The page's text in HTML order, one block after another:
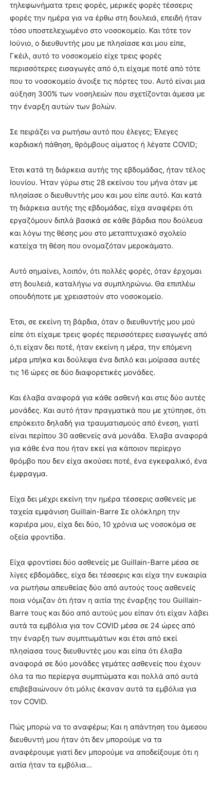
τηλεφωνήματα τρεις φορές, μερικές φορές τέσσερις
φορές την ημέρα για να έρθω στη δουλειά, επειδή ήταν
τόσο υποστελεχωμένο στο νοσοκομείο. Και τότε τον
Ιούνιο, ο διευθυντής μου με πλησίασε και μου είπε,
Γκέιλ, αυτό το νοσοκομείο είχε τρεις φορές
περισσότερες εισαγωγές από ό,τι είχαμε ποτέ από τότε
που το νοσοκομείο άνοιξε τις πόρτες του. Αυτό είναι μια
αύξηση 300% των νοσηλειών που σχετίζονται άμεσα με
την έναρξη αυτών των βολών.
Σε πειράζει να ρωτήσω αυτό που έλεγες; Έλεγες
καρδιακή πάθηση, θρόμβους αίματος ή λέγατε COVID;
Έτσι κατά τη διάρκεια αυτής της εβδομάδας, ήταν τέλος
Ιουνίου. Ήταν γύρω στις 28 εκείνου του μήνα όταν με
πλησίασε ο διευθυντής μου και μου είπε αυτό. Και κατά
τη διάρκεια αυτής της εβδομάδας, είχα αναφέρει ότι
εργαζόμουν διπλά βασικά σε κάθε βάρδια που δούλευα
και λόγω της θέσης μου στο μεταπτυχιακό σχολείο
κατείχα τη θέση που ονομαζόταν μεροκάματο.
Αυτό σημαίνει, λοιπόν, ότι πολλές φορές, όταν έρχομαι
στη δουλειά, καταλήγω να συμπληρώνω. Θα επιπλέω
οπουδήποτε με χρειαστούν στο νοσοκομείο.
Έτσι, σε εκείνη τη βάρδια, όταν ο διευθυντής μου μού
είπε ότι είχαμε τρεις φορές περισσότερες εισαγωγές από
ό,τι είχαν δει ποτέ, ήταν εκείνη η μέρα, την επόμενη
μέρα μπήκα και δούλεψα ένα διπλό και μοίρασα αυτές
τις 16 ώρες σε δύο διαφορετικές μονάδες.
Και έλαβα αναφορά για κάθε ασθενή και στις δύο αυτές
μονάδες. Και αυτό ήταν πραγματικά που με χτύπησε, ότι
επρόκειτο δηλαδή για τραυματισμούς από ένεση, γιατί
είναι περίπου 30 ασθενείς ανά μονάδα. Έλαβα αναφορά
για κάθε ένα που ήταν εκεί για κάποιον περίεργο
θρόμβο που δεν είχα ακούσει ποτέ, ένα εγκεφαλικό, ένα
έμφραγμα.
Είχα δει μέχρι εκείνη την ημέρα τέσσερις ασθενείς με
ταχεία εμφάνιση Guillain-Barre Σε ολόκληρη την
καριέρα μου, είχα δει δύο, 10 χρόνια ως νοσοκόμα σε
οξεία φροντίδα.
Είχα φροντίσει δύο ασθενείς με Guillain-Barre μέσα σε
λίγες εβδομάδες, είχα δει τέσσερις και είχα την ευκαιρία
να ρωτήσω απευθείας δύο από αυτούς τους ασθενείς
ποια νόμιζαν ότι ήταν η αιτία της έναρξης του Guillain-
Barre τους και δύο από αυτούς μου είπαν ότι είχαν λάβει
αυτά τα εμβόλια για τον COVID μέσα σε 24 ώρες από
την έναρξη των συμπτωμάτων και έτσι από εκεί
πλησίασα τους διευθυντές μου και είπα ότι έλαβα
αναφορά σε δύο μονάδες γεμάτες ασθενείς που έχουν
όλα τα πιο περίεργα συμπτώματα και πολλά από αυτά
επιβεβαιώνουν ότι μόλις έκαναν αυτά τα εμβόλια για
τον COVID.
Πώς μπορώ να το αναφέρω; Και η απάντηση του άμεσου
διευθυντή μου ήταν ότι δεν μπορούμε να τα
αναφέρουμε γιατί δεν μπορούμε να αποδείξουμε ότι η
αιτία ήταν τα εμβόλια…